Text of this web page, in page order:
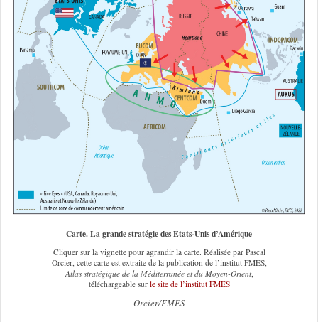
Carte. La grande stratégie des Etats-Unis d’Amérique
Cliquer sur la vignette pour agrandir la carte. Réalisée par Pascal
Orcier, cette carte est extraite de la publication de l’institut FMES,
Atlas stratégique de la Méditerranée et du Moyen-Orient,
téléchargeable sur le site de l’institut FMES
Orcier/FMES